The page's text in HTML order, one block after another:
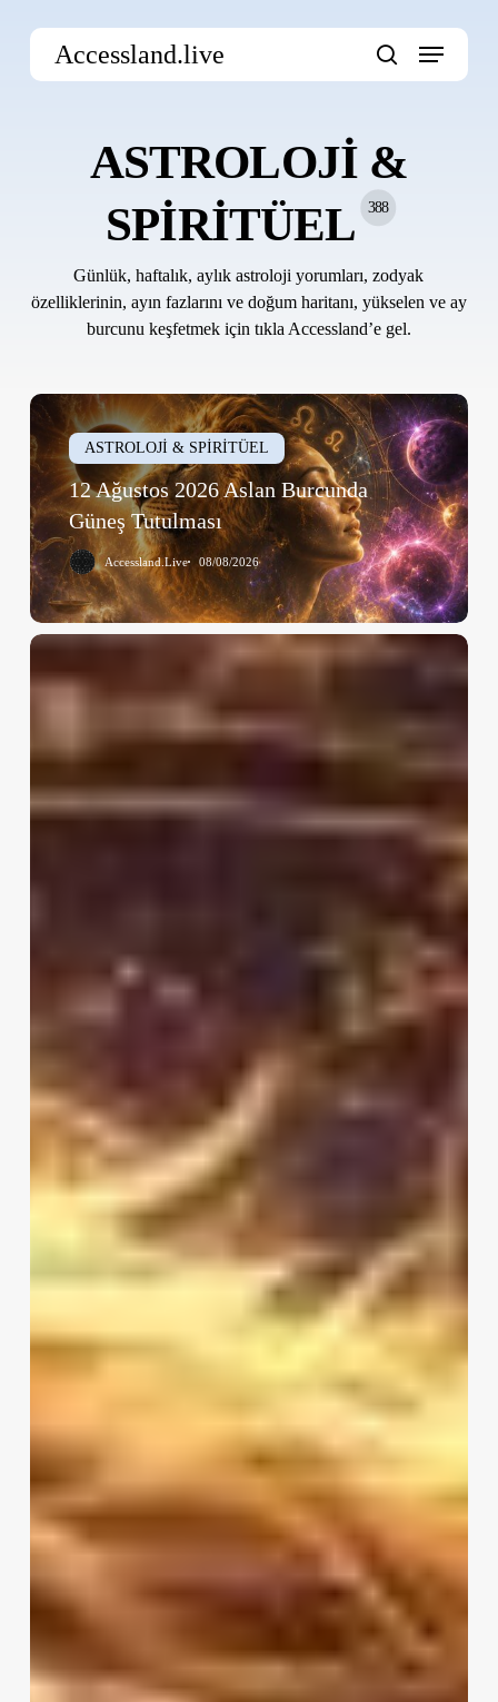
Accessland.live
search
Menu
ASTROLOJİ &
SPİRİTÜEL
388
Günlük, haftalık, aylık astroloji yorumları, zodyak
özelliklerinin, ayın fazlarını ve doğum haritanı, yükselen ve ay
burcunu keşfetmek için tıkla Accessland’e gel.
12
Ağustos
2026
Aslan
Burcunda
Güneş
Tutulması
ASTROLOJİ & SPİRİTÜEL
12 Ağustos 2026 Aslan Burcunda
Güneş Tutulması
Accessland.Live 08/08/2026
10
Ağustos
Ağustos
Haftalık
Burç